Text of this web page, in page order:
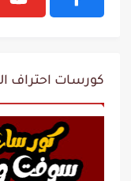
كورسات احتراف